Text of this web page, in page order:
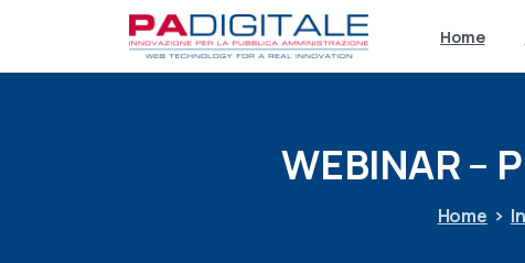
Home
WEBINAR–
Home